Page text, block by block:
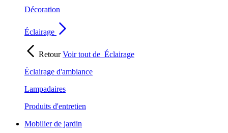
Décoration
Éclairage
RetourVoir tout de Éclairage
Éclairage d'ambiance
Lampadaires
Produits d'entretien
Mobilier de jardin